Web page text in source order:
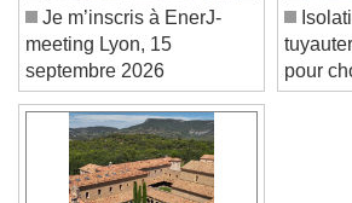
Caption Area
Color
Font Size
Text Edge Style
Je m’inscris à EnerJ-
meeting Lyon, 15
septembre 2026
pour